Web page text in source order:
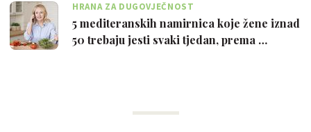
HRANA ZA DUGOVJEČNOST
5 mediteranskih namirnica koje žene iznad
50 trebaju jesti svaki tjedan, prema …